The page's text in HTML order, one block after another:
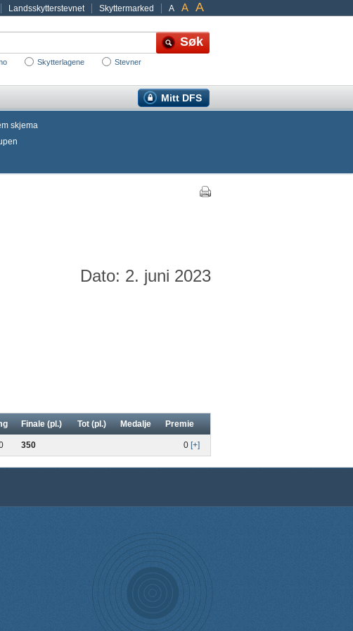
A A A
Landsskytterstevnet Skyttermarked
Skytterlagene Stevner
Mitt DFS
skjema
Dato: 2. juni 2023
Finale (pl.) Tot (pl.) Medalje Premie
350 0 [+]